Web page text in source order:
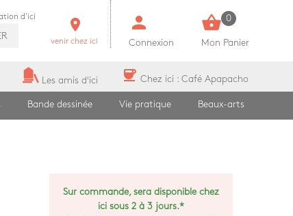
d'ici room
venir chez ici
person
Connexion
shopping_basket 0
Mon Panier
Les amis d'ici coffee Chez ici : Café Apapacho
Bande dessinée Vie pratique Beaux-arts
Sur commande, sera disponible chez
ici sous 2 à 3 jours.*